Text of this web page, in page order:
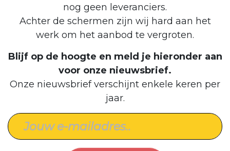
nog geen leveranciers.
Achter de schermen zijn wij hard aan het
werk om het aanbod te vergroten.
Blijf op de hoogte en meld je hieronder aan
voor onze nieuwsbrief.
Onze nieuwsbrief verschijnt enkele keren per
jaar.